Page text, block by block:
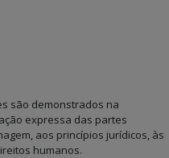
são demonstrados na
expressa das partes
aos princípios jurídicos, às
humanos.